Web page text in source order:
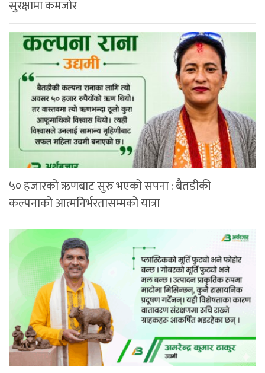
सुरक्षामा कमजोर
५० हजारको ऋणबाट सुरु भएको सपना : बैतडीकी
कल्पनाको आत्मनिर्भरतासम्मको यात्रा